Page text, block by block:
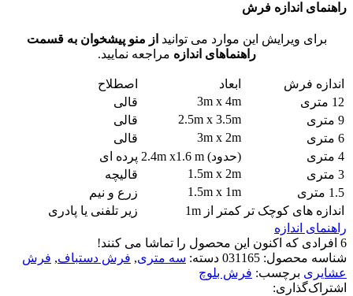
راهنمای اندازه فرش
برای ویرایش این موارد می توانید از منو پیشخوان به قسمت
راهنماهای اندازه مراجعه نمایید.
اندازه فرش ابعاد
اصطلاح
12 متری
3m x 4m
قالی
9 متری
2.5m x 3.5m
قالی
6 متری
3m x 2m
قالی
4 متری
(حدود) 2.4m x1.6 m
پرده ای
3 متری
1.5m x 2m
قالیچه
1.5 متری
1.5m x 1m
زرع و نیم
اندازه های کوچک تر کمتر از 1m
زیر تلفنی یا پادری
راهنمای اندازه
6 افرادی که اکنون این محصول را تماشا می کنند!
شناسه محصول: 031165 دسته: سه متری, فرش دستباف, فرش
عشایری برچسب: فرش بلوچ
اشتراک‌گذاری: